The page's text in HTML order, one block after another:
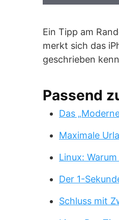
Ein Tipp am
merkt sich das
geschrieben
Passend
Das
Maximale
Linux:
Der 1-
Schluss mit